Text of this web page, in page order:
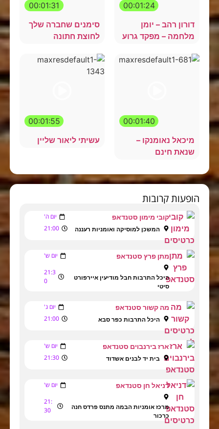
00:01:24
דורון רהב – יומן
מלחמה – מפקד גרוע
00:01:31
סימנים שחברה שלך
לחוצת חתונה
00:01:40
מיכאל נאומנקו –
שנאת חינם
00:01:55
עשיתי ליאור שליין
הופעות קרובות
קובי מימון סטנדאפ יום ה'
המשכן למוסיקה ואומניות רעננה 21:00
מתן פרץ סטנדאפ יום ש'
היכל התרבות חבל מודיעין איירפורט
סיטי
21:3
0
מה קשור סטנדאפ יום ג'
היכל התרבות כפר סבא 21:00
ארז בירנבוים סטנדאפ יום ש'
בית יד לבנים אשדוד 21:30
דניאל חן סטנדאפ יום ש'
מרכז אומניות הבמה מתנס פרדס חנה
כרכור
21:
30